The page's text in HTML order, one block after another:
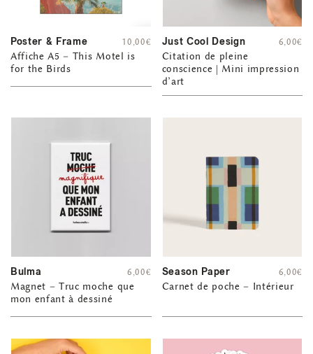
Poster & Frame
Affiche A5 – This Motel is
for the Birds
10,00€ Just Cool Design
Citation de pleine
conscience | Mini impression
d’art
6,00€
Bulma
Magnet – Truc moche que
mon enfant à dessiné
6,00€ Season Paper
Carnet de poche – Intérieur
6,00€